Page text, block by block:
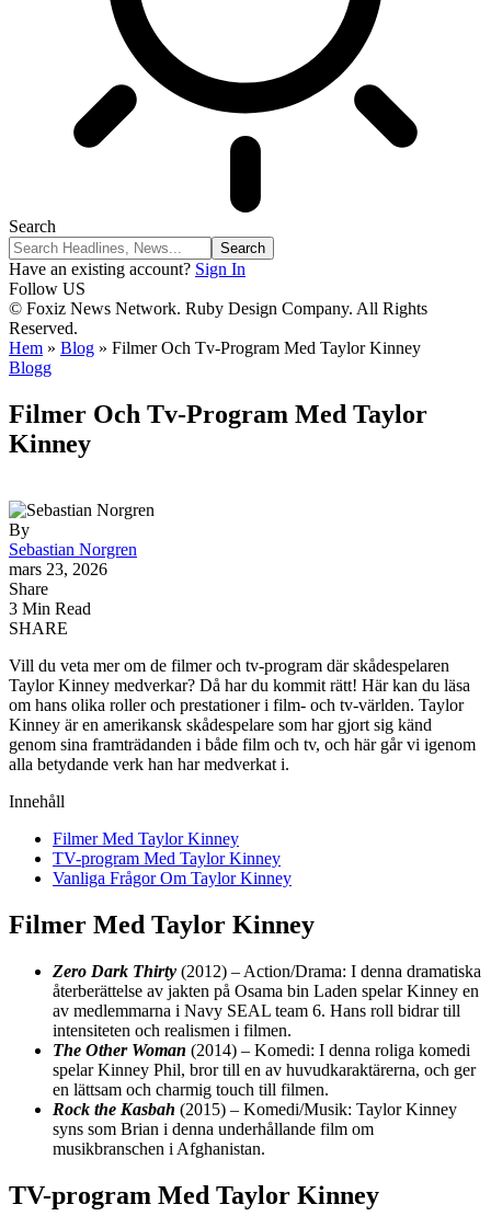
Search
Have an existing account? Sign In
Follow US
© Foxiz News Network. Ruby Design Company. All Rights
Reserved.
Hem » Blog » Filmer Och Tv-Program Med Taylor Kinney
Blogg
Filmer Och Tv-Program Med Taylor
Kinney
By
Sebastian Norgren
mars 23, 2026
Share
3 Min Read
SHARE
Vill du veta mer om de filmer och tv-program där skådespelaren
Taylor Kinney medverkar? Då har du kommit rätt! Här kan du läsa
om hans olika roller och prestationer i film- och tv-världen. Taylor
Kinney är en amerikansk skådespelare som har gjort sig känd
genom sina framträdanden i både film och tv, och här går vi igenom
alla betydande verk han har medverkat i.
Innehåll
Filmer Med Taylor Kinney
TV-program Med Taylor Kinney
Vanliga Frågor Om Taylor Kinney
Filmer Med Taylor Kinney
Zero Dark Thirty (2012) – Action/Drama: I denna dramatiska
återberättelse av jakten på Osama bin Laden spelar Kinney en
av medlemmarna i Navy SEAL team 6. Hans roll bidrar till
intensiteten och realismen i filmen.
The Other Woman (2014) – Komedi: I denna roliga komedi
spelar Kinney Phil, bror till en av huvudkaraktärerna, och ger
en lättsam och charmig touch till filmen.
Rock the Kasbah (2015) – Komedi/Musik: Taylor Kinney
syns som Brian i denna underhållande film om
musikbranschen i Afghanistan.
TV-program Med Taylor Kinney